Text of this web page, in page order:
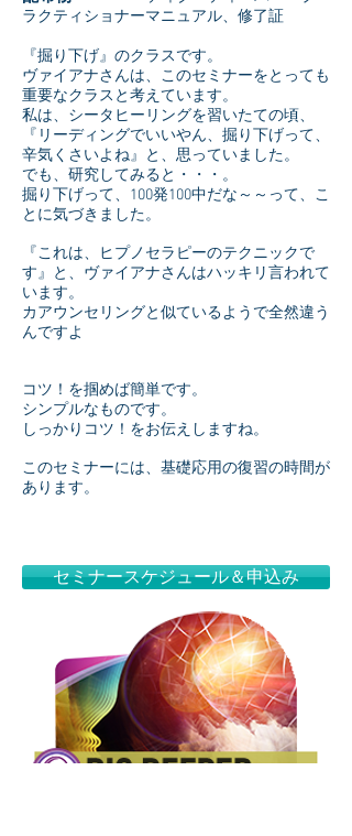
ラクティショナーマニュアル、修了証
『掘り下げ』のクラスです。
ヴァイアナさんは、このセミナーをとっても
重要なクラスと考えています。
私は、シータヒーリングを習いたての頃、
『リーディングでいいやん、掘り下げって、
辛気くさいよね』と、思っていました。
でも、研究してみると・・・。
掘り下げって、100発100中だな～～って、こ
とに気づきました。
『これは、ヒプノセラピーのテクニックで
す』と、ヴァイアナさんはハッキリ言われて
います。
カアウンセリングと似ているようで全然違う
んですよ
コツ！を掴めば簡単です。
シンプルなものです。
しっかりコツ！をお伝えしますね。
このセミナーには、基礎応用の復習の時間が
あります。
セミナースケジュール＆申込み